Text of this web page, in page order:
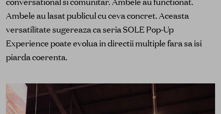
Ambele au lasat publicul cu ceva concret. Aceasta
versatilitate sugereaza ca seria SOLE Pop-Up
Experience poate evolua in directii multiple fara sa isi
piarda coerenta.